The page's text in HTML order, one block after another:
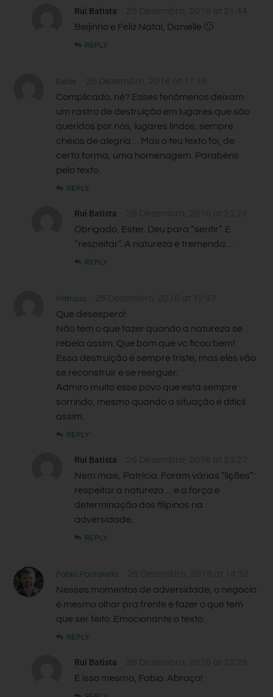
Rui Batista
Beijinho e Feliz Natal, Danielle 🙂
REPLY
Ester
Complicado, né? Esses fenômenos deixam
um rastro de destruição em lugares que são
queridos por nós, lugares lindos, sempre
cheios de alegria… Mas o teu texto foi, de
certa forma, uma homenagem. Parabéns
pelo texto.
REPLY
Rui Batista
Obrigado, Ester. Deu para “sentir”. E
“respeitar”. A natureza é tremenda…
REPLY
Patricia
Que desespero!
Não tem o que fazer quando a natureza se
rebela assim. Que bom que vc ficou bem!
Essa destruição é sempre triste, mas eles vão
se reconstruir e se reerguer.
Admiro muito esse povo que está sempre
sorrindo, mesmo quando a situação é difícil
assim.
REPLY
Rui Batista
Nem mais, Patrícia. Foram várias “lições”:
respeitar a natureza… e a força e
determinação dos filipinos na
adversidade.
REPLY
Fabio Pastorello
Nesses momentos de adversidade, o negócio
é mesmo olhar pra frente e fazer o que tem
que ser feito. Emocionante o texto.
REPLY
Rui Batista
É isso mesmo, Fabio. Abraço!